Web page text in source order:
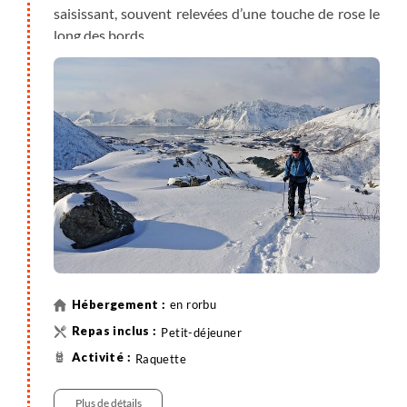
saisissant, souvent relevées d’une touche de rose le
long des bords.
en rorbu
Petit-déjeuner
Raquette
Plus de détails